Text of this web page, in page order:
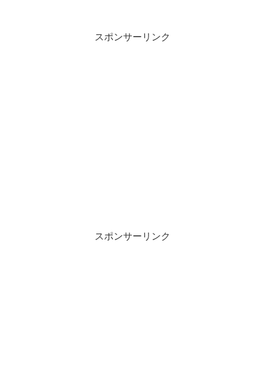
スポンサーリンク
スポンサーリンク